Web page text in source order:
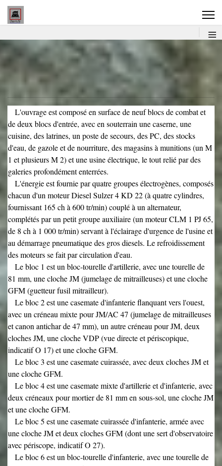
d'or
Autres
≡
L'ouvrage est composé en surface de neuf blocs de combat et
de deux blocs d'entrée, avec en souterrain une caserne, une
cuisine, des latrines, un poste de secours, des PC, des stocks
d'eau, de gazole et de nourriture, des magasins à munitions (un M
1 et plusieurs M 2) et une usine électrique, le tout relié par des
galeries profondément enterrées.
L'énergie est fournie par quatre groupes électrogènes, composés
chacun d'un moteur Diesel Sulzer 4 KD 22 (à quatre cylindres,
fournissant 165 ch à 600 tr/min) couplé à un alternateur,
complétés par un petit groupe auxiliaire (un moteur CLM 1 PJ 65,
de 8 ch à 1 000 tr/min) servant à l'éclairage d'urgence de l'usine et
au démarrage pneumatique des gros diesels. Le refroidissement
des moteurs se fait par circulation d'eau.
Le bloc 1 est un bloc-tourelle d'artillerie, avec une tourelle de
81 mm, une cloche JM (jumelage de mitrailleuses) et une cloche
GFM (guetteur fusil mitrailleur).
Le bloc 2 est une casemate d'infanterie flanquant vers l'ouest,
avec un créneau mixte pour JM/AC 47 (jumelage de mitrailleuses
et canon antichar de 47 mm), un autre créneau pour JM, deux
cloches JM, une cloche VDP (vue directe et périscopique,
indicatif O 17) et une cloche GFM.
Le bloc 3 est une casemate cuirassée, avec deux cloches JM et
une cloche GFM.
Le bloc 4 est une casemate mixte d'artillerie et d'infanterie, avec
deux créneaux pour mortier de 81 mm en sous-sol, une cloche JM
et une cloche GFM.
Le bloc 5 est une casemate cuirassée d'infanterie, armée avec
une cloche JM et deux cloches GFM (dont une sert d'observatoire
avec périscope, indicatif O 27).
Le bloc 6 est un bloc-tourelle d'infanterie, avec une tourelle de